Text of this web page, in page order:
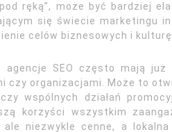
ręką”, może być bardziej
się świecie marketingu
celów biznesowych i
agencje SEO często mają
czy organizacjami. Może to
czy wspólnych działań
korzyści wszystkim
ale niezwykle cenne, a